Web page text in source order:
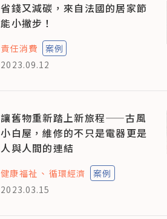
省錢又減碳，來自法國的居家節
能小撇步！
責任消費
案例
2023.09.12
讓舊物重新踏上新旅程——古風
小白屋，維修的不只是電器更是
人與人間的連結
健康福祉 循環經濟
案例
2023.03.15